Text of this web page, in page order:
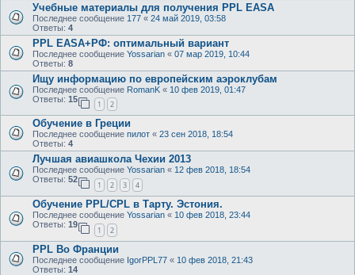
Учебные материалы для получения PPL EASA
Последнее сообщение 177 « 24 май 2019, 03:58
Ответы: 4
PPL EASA+РФ: оптимальный вариант
Последнее сообщение Yossarian « 07 мар 2019, 10:44
Ответы: 8
Ищу информацию по европейским аэроклубам
Последнее сообщение RomanK « 10 фев 2019, 01:47
Ответы: 15
1 2
Обучение в Греции
Последнее сообщение пилот « 23 сен 2018, 18:54
Ответы: 4
Лучшая авиашкола Чехии 2013
Последнее сообщение Yossarian « 12 фев 2018, 18:54
Ответы: 52
1 2 3 4
Обучение PPL/CPL в Тарту. Эстония.
Последнее сообщение Yossarian « 10 фев 2018, 23:44
Ответы: 19
1 2
PPL Во Франции
Последнее сообщение IgorPPL77 « 10 фев 2018, 21:43
Ответы: 14